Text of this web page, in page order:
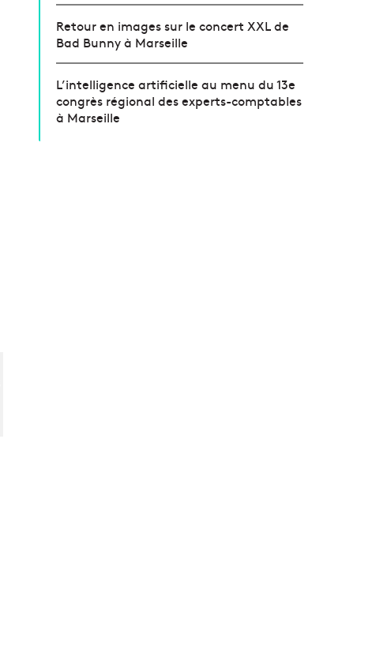
Retour en images sur le concert XXL de
Bad Bunny à Marseille
L’intelligence artificielle au menu du 13e
congrès régional des experts-comptables
à Marseille